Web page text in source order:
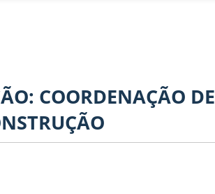
COORDENAÇÃO DE